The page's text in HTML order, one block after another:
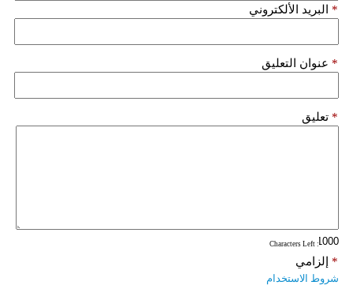
البريد الألكتروني *
عنوان التعليق *
تعليق *
: Characters Left
إلزامي *
شروط الاستخدام